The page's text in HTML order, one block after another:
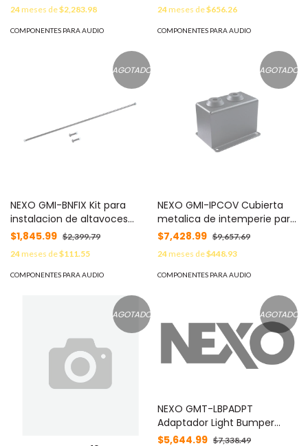
24meses de$2,283.98
COMPONENTES PARA AUDIO
24meses de$656.26
COMPONENTES PARA AUDIO
AGOTADO
NEXO GMI-BNFIX Kit para
instalacion de altavoces
GEOM6, color negro
$1,845.99 $2,399.79
24meses de$111.55
COMPONENTES PARA AUDIO
AGOTADO
NEXO GMI-IPCOV Cubierta
metalica de intemperie para
GEOM 6, color negro
$7,428.99 $9,657.69
24meses de$448.93
COMPONENTES PARA AUDIO
AGOTADO AGOTADO
NEXO GMT-LBPADPT
Adaptador Light Bumper
para GEOM 6, color negro
$5,644.99 $7,338.49